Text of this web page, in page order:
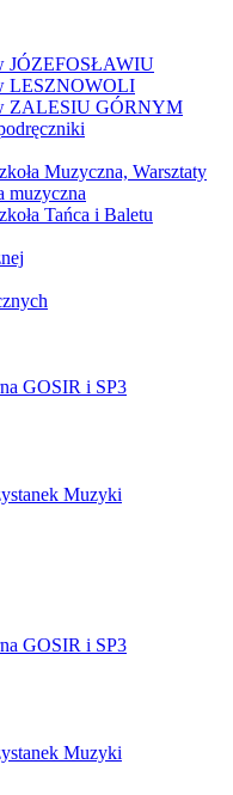
JÓZEFOSŁAWIU
LESZNOWOLI
ZALESIU GÓRNYM
Muzyczna, Warsztaty
muzyczna
Tańca i Baletu
GOSIR i SP3
Muzyki
GOSIR i SP3
Muzyki